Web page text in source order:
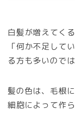
白髪が増えてく
「何か不足して
る方も多いので
髪の色は、毛根
細胞によって作ら